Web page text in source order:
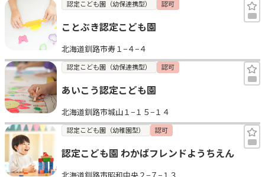
認定こども園（幼保連携型） 認可
ことぶき認定こども園
北海道釧路市寿１−４−４
認定こども園（幼保連携型） 認可
あいこう認定こども園
北海道釧路市城山１−１５−１４
認定こども園（幼稚園型） 認可
認定こども園 わかばフレンドようちえん
北海道釧路市昭和中央２−７−１３